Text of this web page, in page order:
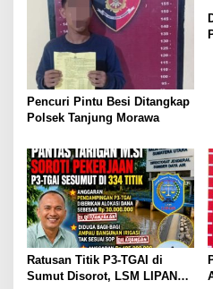
Pencuri Pintu Besi Ditangkap
Polsek Tanjung Morawa
Ratusan Titik P3-TGAI di
Sumut Disorot, LSM LIPAN